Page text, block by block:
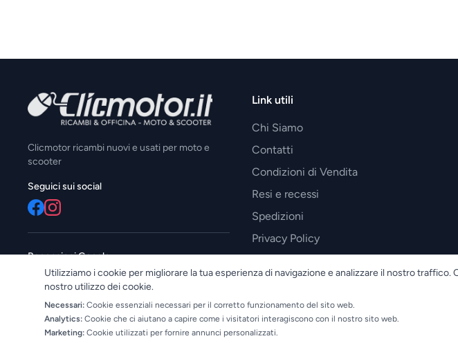
Clicmotor ricambi nuovi e usati per moto e
scooter
Seguici sui social
Recensioni Google
—
Link utili
Chi Siamo
Contatti
Condizioni di Vendita
Resi e recessi
Spedizioni
Privacy Policy
Utilizziamo i cookie per migliorare la tua esperienza di navigazione e analizzare il nostro
nostro utilizzo dei cookie.
Necessari: Cookie essenziali necessari per il corretto funzionamento del sito web.
Analytics: Cookie che ci aiutano a capire come i visitatori interagiscono con il nostro sito web.
Marketing: Cookie utilizzati per fornire annunci personalizzati.